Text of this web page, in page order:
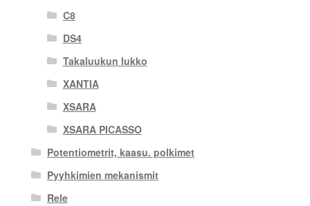
C8
DS4
Takaluukun lukko
XANTIA
XSARA
XSARA PICASSO
Potentiometrit, kaasu. polkimet
Pyyhkimien mekanismit
Rele